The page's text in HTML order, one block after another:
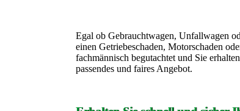
Egal ob Gebrauchtwagen, Unfallwagen
einen Getriebeschaden, Motorschaden
fachmännisch begutachtet und Sie
passendes und faires Angebot.